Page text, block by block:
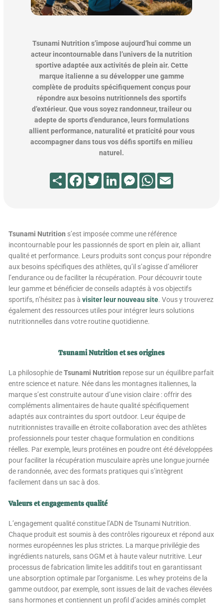
Tsunami Nutrition s’impose aujourd’hui comme un
acteur incontournable dans l’univers de la nutrition
sportive adaptée aux activités de plein air. Cette
marque italienne a su développer une gamme
complète de produits spécifiquement conçus pour
répondre aux besoins nutritionnels des sportifs
d’extérieur. Que vous soyez randonneur, traileur ou
adepte de sports d’endurance, leurs formulations
allient performance, naturalité et praticité pour vous
accompagner dans tous vos défis sportifs en milieu
naturel.
PartagerFacebookTwitterLinkedInMessengerWhatsApp
Tsunami Nutrition s’est imposée comme une référence
incontournable pour les passionnés de sport en plein air, alliant
qualité et performance. Leurs produits sont conçus pour répondre
aux besoins spécifiques des athlètes, qu’il s’agisse d’améliorer
l’endurance ou de faciliter la récupération. Pour découvrir toute
leur gamme et bénéficier de conseils adaptés à vos objectifs
sportifs, n’hésitez pas àvisiter leur nouveau site. Vous y trouverez
également des ressources utiles pour intégrer leurs solutions
nutritionnelles dans votre routine quotidienne.
Tsunami Nutrition et ses origines
La philosophie deTsunami Nutrition repose sur un équilibre parfait
entre science et nature. Née dans les montagnes italiennes, la
marque s’est construite autour d’une vision claire : offrir des
compléments alimentaires de haute qualité spécifiquement
adaptés aux contraintes du sport outdoor. Leur équipe de
nutritionnistes travaille en étroite collaboration avec des athlètes
professionnels pour tester chaque formulation en conditions
réelles. Par exemple, leurs protéines en poudre ont été développées
pour faciliter la récupération musculaire après une longue journée
de randonnée, avec des formats pratiques qui s’intègrent
facilement dans un sac à dos.
Valeurs et engagements qualité
L’engagement qualité constitue l’ADN de Tsunami Nutrition.
Chaque produit est soumis à des contrôles rigoureux et répond aux
normes européennes les plus strictes. La marque privilégie des
ingrédients naturels, sans OGM et à haute valeur nutritive. Leur
processus de fabrication limite les additifs tout en garantissant
une absorption optimale par l’organisme. Les whey proteins de la
gamme outdoor, par exemple, sont issues de lait de vaches élevées
sans hormones et contiennent un profil d’acides aminés complet